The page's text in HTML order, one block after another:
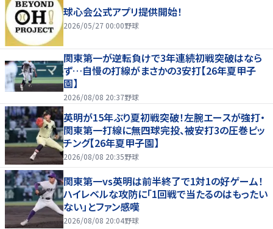
球心会公式アプリ提供開始！
2026/05/27 00:00野球
関東第一が逆転負けで3年連続初戦突破はなら
ず…自慢の打線がまさかの3安打【26年夏甲子
園】
2026/08/08 20:37野球
英明が15年ぶり夏初戦突破！左腕エースが強打・
関東第一打線に無四球完投、被安打3の圧巻ピッ
チング【26年夏甲子園】
2026/08/08 20:35野球
関東第一vs英明は前半終了で1対1の好ゲーム！
ハイレベルな攻防に「1回戦で当たるのはもったい
ない」とファン感嘆
2026/08/08 20:04野球